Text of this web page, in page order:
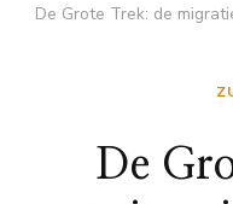
De Grote Trek: de
De